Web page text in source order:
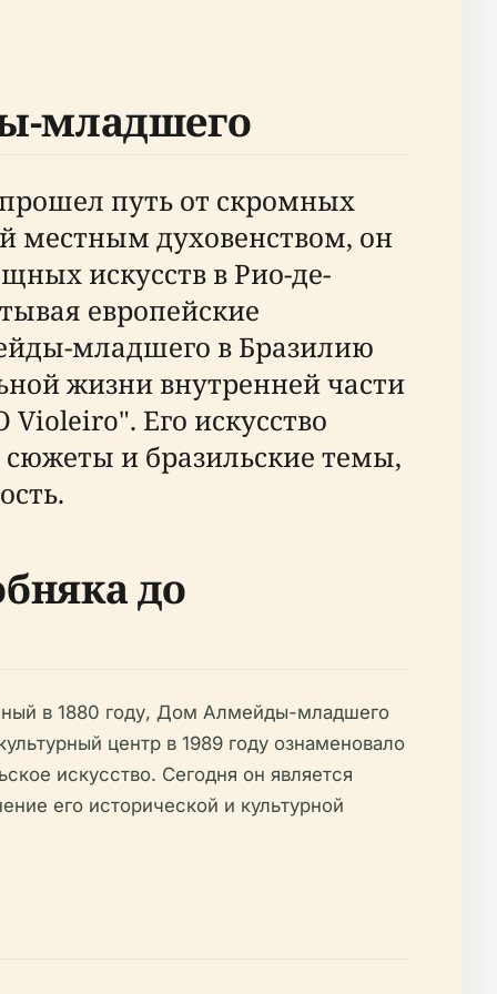
младшего
путь от скромных
местным духовенством, он
искусств в Рио-де-
европейские
младшего в Бразилию
жизни внутренней части
Его искусство
и бразильские темы,
до
в 1880 году, Дом Алмейды-младшего
центр в 1989 году ознаменовало
искусство. Сегодня он является
его исторической и культурной